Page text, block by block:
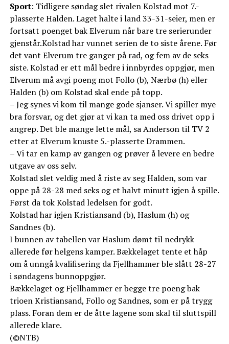
Sport: Tidligere søndag slet rivalen Kolstad mot 7.-
plasserte Halden. Laget halte i land 33-31-seier, men er
fortsatt poenget bak Elverum når bare tre serierunder
gjenstår.Kolstad har vunnet serien de to siste årene. Før
det vant Elverum tre ganger på rad, og fem av de seks
siste. Kolstad er ett mål bedre i innbyrdes oppgjør, men
Elverum må avgi poeng mot Follo (b), Nærbø (h) eller
Halden (b) om Kolstad skal ende på topp.
– Jeg synes vi kom til mange gode sjanser. Vi spiller mye
bra forsvar, og det gjør at vi kan ta med oss drivet opp i
angrep. Det ble mange lette mål, sa Anderson til TV 2
etter at Elverum knuste 5.-plasserte Drammen.
– Vi tar en kamp av gangen og prøver å levere en bedre
utgave av oss selv.
Kolstad slet veldig med å riste av seg Halden, som var
oppe på 28-28 med seks og et halvt minutt igjen å spille.
Først da tok Kolstad ledelsen for godt.
Kolstad har igjen Kristiansand (b), Haslum (h) og
Sandnes (b).
I bunnen av tabellen var Haslum dømt til nedrykk
allerede før helgens kamper. Bækkelaget tente et håp
om å unngå kvalifisering da Fjellhammer ble slått 28-27
i søndagens bunnoppgjør.
Bækkelaget og Fjellhammer er begge tre poeng bak
trioen Kristiansand, Follo og Sandnes, som er på trygg
plass. Foran dem er de åtte lagene som skal til sluttspill
allerede klare.
(©NTB)